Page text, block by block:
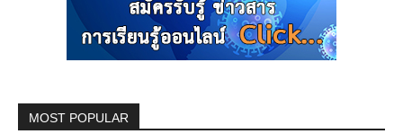
MOST POPULAR